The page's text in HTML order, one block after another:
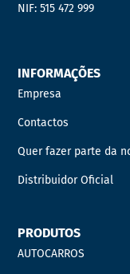
NIF: 515 472 999
INFORMAÇÕES
Empresa
Contactos
Quer fazer parte da
Distribuidor Oficial
PRODUTOS
AUTOCARROS